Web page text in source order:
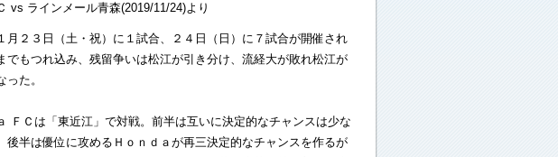
vs ラインメール青森(2019/11/24)より
２３日（土・祝）に１試合、２４日（日）に７試合が開催され
もつれ込み、残留争いは松江が引き分け、流経大が敗れ松江が
た。
Ｃは「東近江」で対戦。前半は互いに決定的なチャンスは少な
半は優位に攻めるＨｏｎｄａが再三決定的なチャンスを作るが